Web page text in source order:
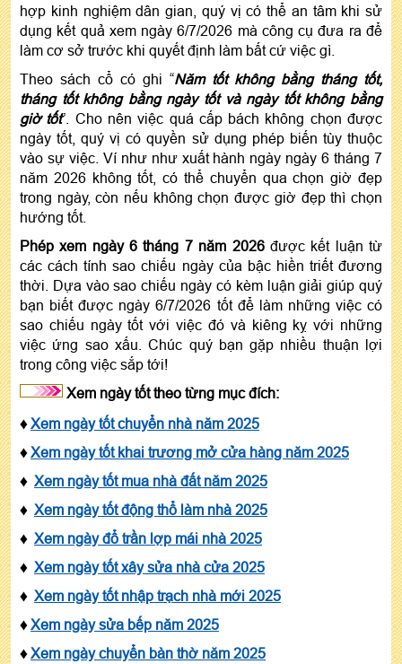
hợp kinh nghiệm dân gian, quý vị có thể an tâm khi sử
dụng kết quả xem ngày 6/7/2026 mà công cụ đưa ra để
làm cơ sở trước khi quyết định làm bất cứ việc gì.
Theo sách cổ có ghi “Năm tốt không bằng tháng tốt,
tháng tốt không bằng ngày tốt và ngày tốt không bằng
giờ tốt”. Cho nên việc quá cấp bách không chọn được
ngày tốt, quý vị có quyền sử dụng phép biến tùy thuộc
vào sự việc. Ví như như xuất hành ngày ngày 6 tháng 7
năm 2026 không tốt, có thể chuyển qua chọn giờ đẹp
trong ngày, còn nếu không chọn được giờ đẹp thì chọn
hướng tốt.
Phép xem ngày 6 tháng 7 năm 2026được kết luận từ
các cách tính sao chiếu ngày của bậc hiền triết đương
thời. Dựa vào sao chiếu ngày có kèm luận giải giúp quý
bạn biết được ngày 6/7/2026 tốt để làm những việc có
sao chiếu ngày tốt với việc đó và kiêng kỵ với những
việc ứng sao xấu. Chúc quý bạn gặp nhiều thuận lợi
trong công việc sắp tới!
Xem ngày tốt theo từng mục đích:
♦Xem ngày tốt chuyển nhà năm 2025
♦Xem ngày tốt khai trương mở cửa hàng năm 2025
♦ Xem ngày tốt mua nhà đất năm 2025
♦ Xem ngày tốt động thổ làm nhà 2025
♦ Xem ngày đổ trần lợp mái nhà 2025
♦ Xem ngày tốt xây sửa nhà cửa 2025
♦ Xem ngày tốt nhập trạch nhà mới 2025
♦Xem ngày sửa bếp năm 2025
♦Xem ngày chuyển bàn thờ năm 2025